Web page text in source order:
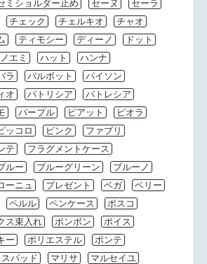
ミショルダー止め セーヌ
セーラ
チェック チェルキオ
チャオ
ティモシー ディーノ
ドット
ノエミ ハット
ハンナ
ラ バルボット
パイソン
オ パトリシア
パトレシア
パープル ピアット
ピオラ
ッコロ ピンク
ファブリ
テ
フラグメントケース
ルー ブルーグリーン
ブルーノ
ーニュ プレゼント ベガ
ベリー
ペルル ペンケース
ボスコ
ス束入れ ボンボン
ポイス
ー ポリエステル
ポンテ
パッド マリサ
マルセイユ